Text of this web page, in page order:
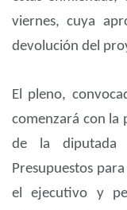
viernes, cuya
devolución del
El pleno,
comenzará con la
de la diputada
Presupuestos
el ejecutivo y